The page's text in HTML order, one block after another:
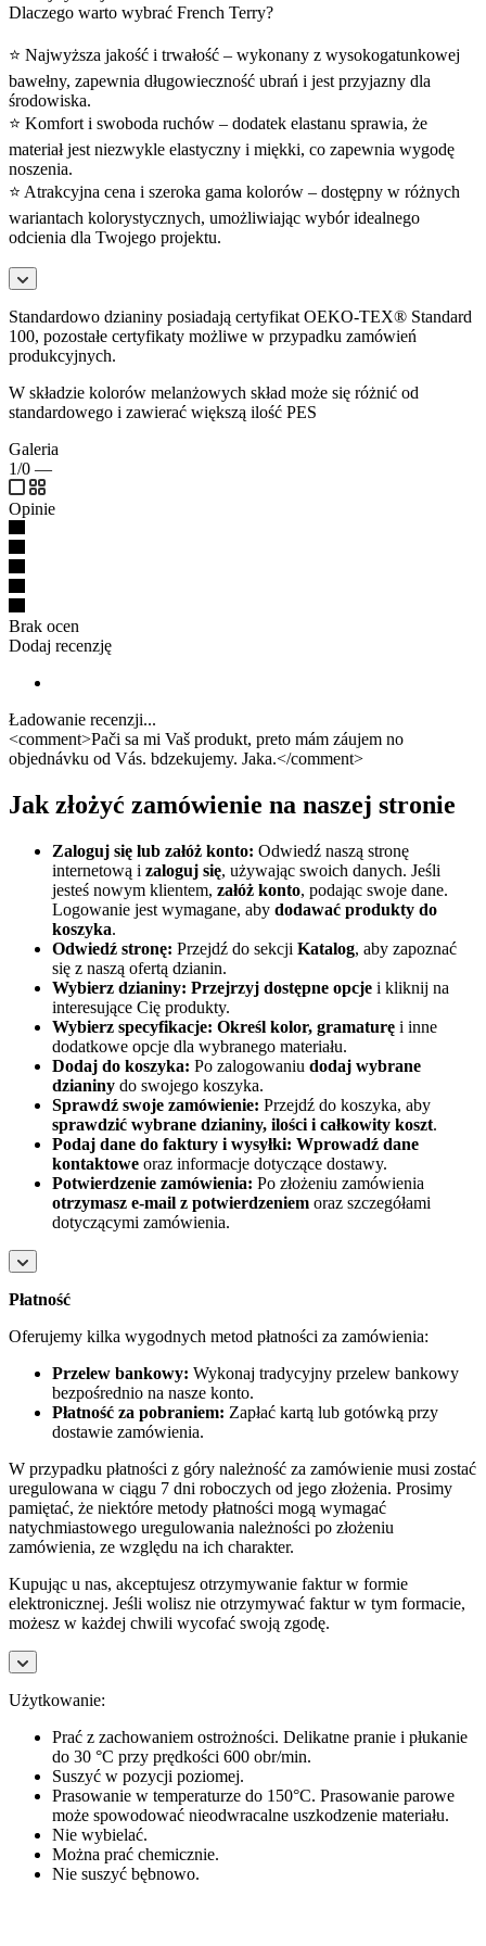
Dlaczego warto wybrać French Terry?
⭐ Najwyższa jakość i trwałość – wykonany z wysokogatunkowej
bawełny, zapewnia długowieczność ubrań i jest przyjazny dla
środowiska.
⭐ Komfort i swoboda ruchów – dodatek elastanu sprawia, że
materiał jest niezwykle elastyczny i miękki, co zapewnia wygodę
noszenia.
⭐ Atrakcyjna cena i szeroka gama kolorów – dostępny w różnych
wariantach kolorystycznych, umożliwiając wybór idealnego
odcienia dla Twojego projektu.
Standardowo dzianiny posiadają certyfikat OEKO-TEX® Standard
100, pozostałe certyfikaty możliwe w przypadku zamówień
produkcyjnych.
W składzie kolorów melanżowych skład może się różnić od
standardowego i zawierać większą ilość PES
Galeria
1/0 —
Opinie
Brak ocen
Dodaj recenzję
Ładowanie recenzji...
<comment>Pači sa mi Vaš produkt, preto mám záujem no
objednávku od Vás. bdzekujemy. Jaka.</comment>
Jak złożyć zamówienie na naszej stronie
Zaloguj się lub załóż konto: Odwiedź naszą stronę
internetową i zaloguj się, używając swoich danych. Jeśli
jesteś nowym klientem, załóż konto, podając swoje dane.
Logowanie jest wymagane, aby dodawać produkty do
koszyka.
Odwiedź stronę: Przejdź do sekcji Katalog, aby zapoznać
się z naszą ofertą dzianin.
Wybierz dzianiny: Przejrzyj dostępne opcje i kliknij na
interesujące Cię produkty.
Wybierz specyfikacje: Określ kolor, gramaturę i inne
dodatkowe opcje dla wybranego materiału.
Dodaj do koszyka: Po zalogowaniu dodaj wybrane
dzianiny do swojego koszyka.
Sprawdź swoje zamówienie: Przejdź do koszyka, aby
sprawdzić wybrane dzianiny, ilości i całkowity koszt.
Podaj dane do faktury i wysyłki: Wprowadź dane
kontaktowe oraz informacje dotyczące dostawy.
Potwierdzenie zamówienia: Po złożeniu zamówienia
otrzymasz e-mail z potwierdzeniem oraz szczegółami
dotyczącymi zamówienia.
Płatność
Oferujemy kilka wygodnych metod płatności za zamówienia:
Przelew bankowy: Wykonaj tradycyjny przelew bankowy
bezpośrednio na nasze konto.
Płatność za pobraniem: Zapłać kartą lub gotówką przy
dostawie zamówienia.
W przypadku płatności z góry należność za zamówienie musi zostać
uregulowana w ciągu 7 dni roboczych od jego złożenia. Prosimy
pamiętać, że niektóre metody płatności mogą wymagać
natychmiastowego uregulowania należności po złożeniu
zamówienia, ze względu na ich charakter.
Kupując u nas, akceptujesz otrzymywanie faktur w formie
elektronicznej. Jeśli wolisz nie otrzymywać faktur w tym formacie,
możesz w każdej chwili wycofać swoją zgodę.
Użytkowanie:
Prać z zachowaniem ostrożności. Delikatne pranie i płukanie
do 30 °C przy prędkości 600 obr/min.
Suszyć w pozycji poziomej.
Prasowanie w temperaturze do 150°C. Prasowanie parowe
może spowodować nieodwracalne uszkodzenie materiału.
Nie wybielać.
Można prać chemicznie.
Nie suszyć bębnowo.